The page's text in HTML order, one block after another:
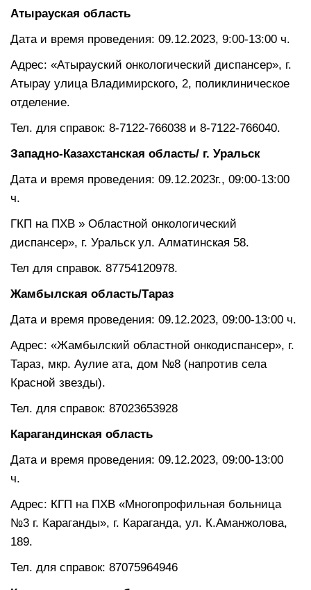
Атырауская область
Дата и время проведения: 09.12.2023, 9:00-13:00 ч.
Адрес: «Атырауский онкологический диспансер», г.
Атырау улица Владимирского, 2, поликлиническое
отделение.
Тел. для справок: 8-7122-766038 и 8-7122-766040.
Западно-Казахстанская область/ г. Уральск
Дата и время проведения: 09.12.2023г., 09:00-13:00
ч.
ГКП на ПХВ » Областной онкологический
диспансер», г. Уральск ул. Алматинская 58.
Тел для справок. 87754120978.
Жамбылская область/Тараз
Дата и время проведения: 09.12.2023, 09:00-13:00 ч.
Адрес: «Жамбылский областной онкодиспансер», г.
Тараз, мкр. Аулие ата, дом №8 (напротив села
Красной звезды).
Тел. для справок: 87023653928
Карагандинская область
Дата и время проведения: 09.12.2023, 09:00-13:00
ч.
Адрес: КГП на ПХВ «Многопрофильная больница
№3 г. Караганды», г. Караганда, ул. К.Аманжолова,
189.
Тел. для справок: 87075964946